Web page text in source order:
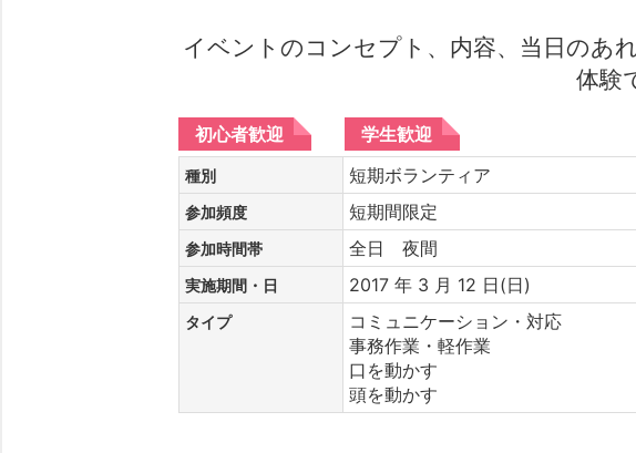
イベントのコンセプト、内容、当日の
体験
初心者歓迎 学生歓迎
種別 短期ボランティア
参加頻度 短期間限定
参加時間帯 全日 夜間
実施期間・日 2017 年 3 月 12 日(日)
タイプ
コミュニケーション・対応
事務作業・軽作業
口を動かす
頭を動かす